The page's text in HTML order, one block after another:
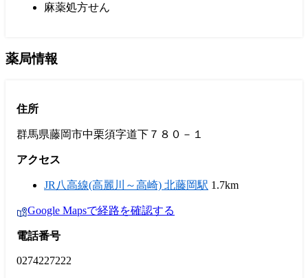
麻薬処方せん
薬局情報
住所
群馬県藤岡市中栗須字道下７８０－１
アクセス
JR八高線(高麗川～高崎) 北藤岡駅 1.7km
Google Mapsで経路を確認する
電話番号
0274227222